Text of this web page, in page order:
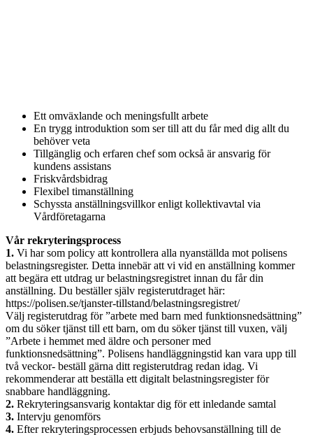
Ett omväxlande och meningsfullt arbete
En trygg introduktion som ser till att du får med dig allt du
behöver veta
Tillgänglig och erfaren chef som också är ansvarig för
kundens assistans
Friskvårdsbidrag
Flexibel timanställning
Schyssta anställningsvillkor enligt kollektivavtal via
Vårdföretagarna
Vår rekryteringsprocess
1. Vi har som policy att kontrollera alla nyanställda mot polisens
belastningsregister. Detta innebär att vi vid en anställning kommer
att begära ett utdrag ur belastningsregistret innan du får din
anställning. Du beställer själv registerutdraget här:
https://polisen.se/tjanster-tillstand/belastningsregistret/
Välj registerutdrag för ”arbete med barn med funktionsnedsättning”
om du söker tjänst till ett barn, om du söker tjänst till vuxen, välj
”Arbete i hemmet med äldre och personer med
funktionsnedsättning”. Polisens handläggningstid kan vara upp till
två veckor- beställ gärna ditt registerutdrag redan idag. Vi
rekommenderar att beställa ett digitalt belastningsregister för
snabbare handläggning.
2. Rekryteringsansvarig kontaktar dig för ett inledande samtal
3. Intervju genomförs
4. Efter rekryteringsprocessen erbjuds behovsanställning till de